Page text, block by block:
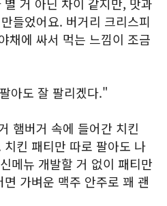
들었어요. 버거리 크리스피
채에 싸서 먹는 느낌이 조금
아도 잘 팔리겠다."
햄버거 속에 들어간 치킨
킨 패티만 따로 팔아도 나
메뉴 개발할 거 없이 패티만
가벼운 맥주 안주로 꽤 괜